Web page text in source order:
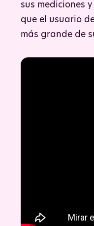
sus mediciones
que el usuario
más grande de